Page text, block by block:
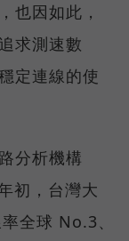
也因如此，
求測速數
定連線的使
分析機構
初，台灣大
全球 No.3、